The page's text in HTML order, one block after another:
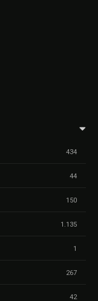
434
44
150
1.135
1
267
42